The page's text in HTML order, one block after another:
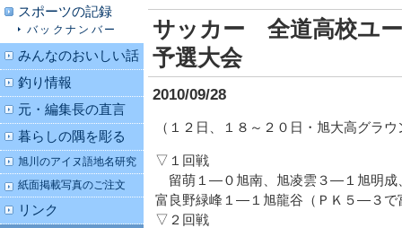
サッカー 全道高校ユ
予選大会
2010/09/28
（１２日、１８～２０日・旭大高グラ
▽１回戦
留萌１―０旭南、旭凌雲３―１旭明成
富良野緑峰１―１旭龍谷（ＰＫ５―３
▽２回戦
スポーツの記録
バックナンバー
みんなのおいしい話
釣り情報
元・編集長の直言
暮らしの隅を彫る
旭川のアイヌ語地名研究
紙面掲載写真のご注文
リンク